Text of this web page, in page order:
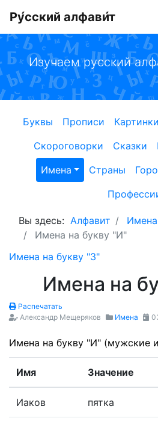
Ру́сский алфави́т
Изучаем русский
Буквы Прописи Картинки
Скороговорки
Сказки
Имена
Страны
Вы здесь: Алфавит
Имена
Имена на букву "И"
Имена на букву "З"
Имена на
Распечатать
Александр Мещеряков
Имена
Имена на букву "И" (мужские
Имя Значение
Иаков пятка